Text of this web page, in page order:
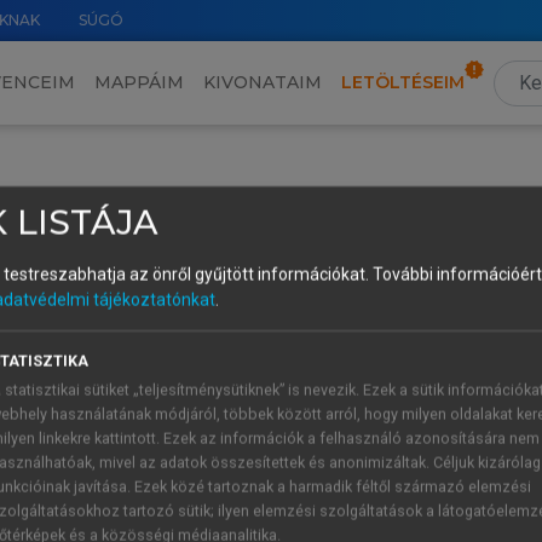
SÚGÓ
MAPPÁIM KIVONATAIM LETÖLTÉSEIM
elméletei és módszerei
KULTURÁLIS ANTROPOLÓGIA TÖRTÉNETE, ELMÉLETEI ÉS
Az elmélet
LISTÁJA
testreszabhatja az önről gyűjtött információkat. További
tájékoztatónkat.
statisztikai sütiket „teljesítménysütiknek” is nevezik. Ezek a sütik
használatának módjáról, többek között arról, hogy milyen oldalakat
linkekre kattintott. Ezek az információk a felhasználó azonosítására nem
mivel az adatok összesítettek és anonimizáltak. Céljuk
javítása. Ezek közé tartoznak a harmadik féltől származó elemzési
tartozó sütik; ilyen elemzési szolgáltatások a
és a közösségi médiaanalitika.